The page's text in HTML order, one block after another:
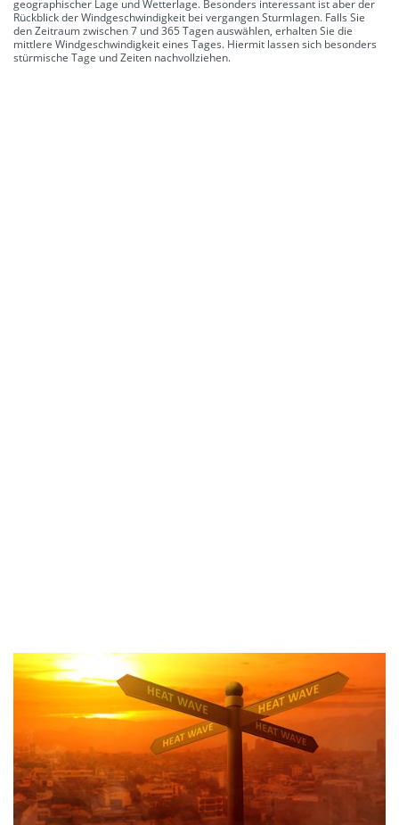
geographischer Lage und Wetterlage. Besonders interessant ist aber der
Rückblick der Windgeschwindigkeit bei vergangen Sturmlagen. Falls Sie
den Zeitraum zwischen 7 und 365 Tagen auswählen, erhalten Sie die
mittlere Windgeschwindigkeit eines Tages. Hiermit lassen sich besonders
stürmische Tage und Zeiten nachvollziehen.